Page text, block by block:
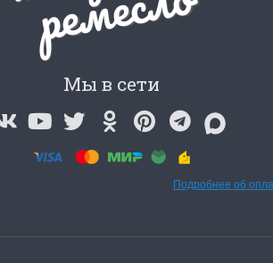
Мы в сети
Подробнее об